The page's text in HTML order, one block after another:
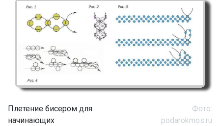
Плетение бисером для
начинающих
Фото:
podarokmos.ru